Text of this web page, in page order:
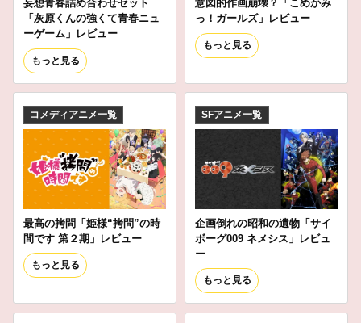
妄想青春詰め合わせセット
「灰原くんの強くて青春ニュ
ーゲーム」レビュー
もっと見る
意図的作画崩壊？「こめかみ
っ！ガールズ」レビュー
もっと見る
コメディアニメ一覧
最高の拷問「姫様“拷問”の時
間です 第２期」レビュー
もっと見る
SFアニメ一覧
企画倒れの昭和の遺物「サイ
ボーグ009 ネメシス」レビュ
ー
もっと見る